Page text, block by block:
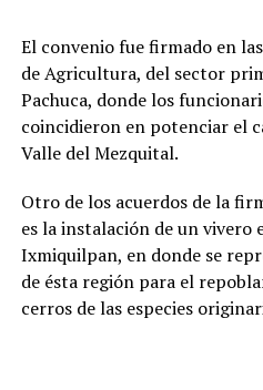
El convenio fue firmado en
de Agricultura, del sector
Pachuca, donde los
coincidieron en potenciar el
Valle del Mezquital.
Otro de los acuerdos de la
es la instalación de un vivero
Ixmiquilpan, en donde se
de ésta región para el
cerros de las especies